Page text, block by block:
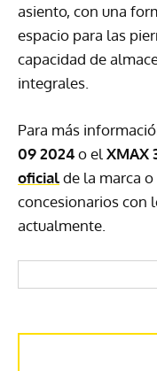
asiento, con una
espacio para las
capacidad de
integrales.
Para más
09 2024o el XMAX
oficialde la marca
concesionarios con
actualmente.